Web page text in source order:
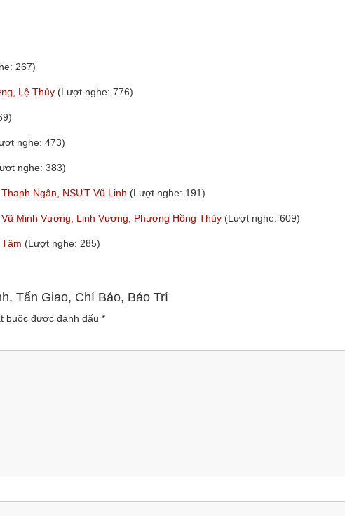
267)
Lệ Thủy (Lượt nghe: 776)
nghe: 473)
nghe: 383)
Ngân, NSƯT Vũ Linh (Lượt nghe: 191)
Minh Vương, Linh Vương, Phương Hồng Thủy (Lượt nghe: 609)
(Lượt nghe: 285)
Tấn Giao, Chí Bảo, Bảo Trí
buộc được đánh dấu *